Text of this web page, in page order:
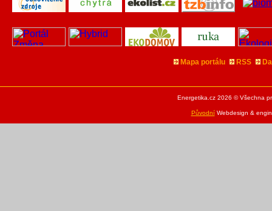
Mapa portálu RSS
Energetika.cz 2026 © Všechna
PůvodníWebdesign &